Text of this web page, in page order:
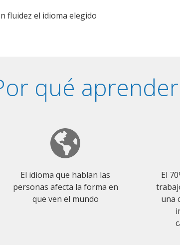
fluidez el idioma elegido
qué
El idioma que hablan las
personas afecta la forma en
que ven el mundo
El
una